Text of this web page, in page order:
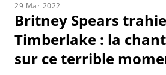
29 Mar 2022
Britney Spears
Timberlake : la
sur ce terrible